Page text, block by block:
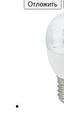
Отложить